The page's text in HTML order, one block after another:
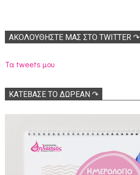
ΑΚΟΛΟΥΘΉΣΤΕ ΜΑΣ ΣΤΟ TWITTER ↷
Τα tweets μου
ΚΑΤΕΒΑΣΕ ΤΟ ΔΩΡΕΑΝ ↷